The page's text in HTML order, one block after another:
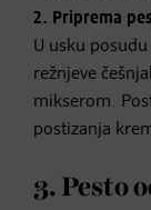
2. Priprema
U usku
režnjeve
mikserom.
postizanja
3. Pesto